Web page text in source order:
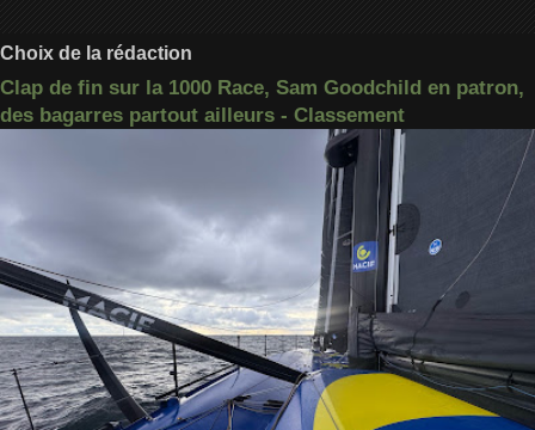
Choix de la rédaction
Clap de fin sur la 1000 Race, Sam Goodchild en patron,
des bagarres partout ailleurs - Classement